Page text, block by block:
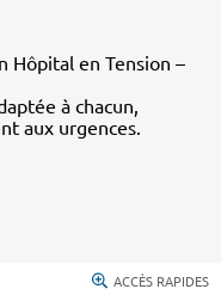
Hôpital en Tension –
à chacun,
aux urgences.
ACCÈS RAPIDES